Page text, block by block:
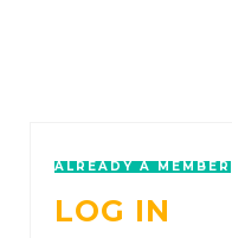
ALREADY A MEMBER
LOG IN